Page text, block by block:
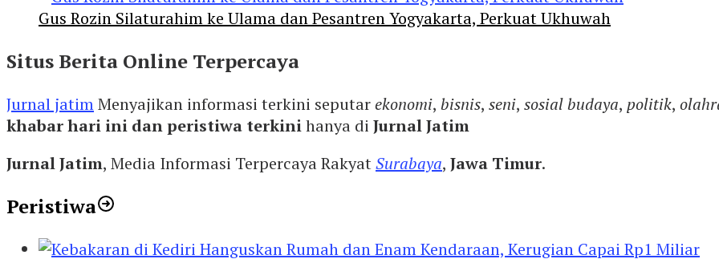
Gus Rozin Silaturahim ke Ulama dan Pesantren Yogyakarta, Perkuat Ukhuwah
Situs Berita Online Terpercaya
Jurnal jatimMenyajikan informasi terkini seputarekonomi, bisnis, seni, sosial budaya, politik,
khabar hari ini dan peristiwa terkinihanya di Jurnal Jatim
Jurnal Jatim, Media Informasi Terpercaya RakyatSurabaya, Jawa Timur.
Peristiwa